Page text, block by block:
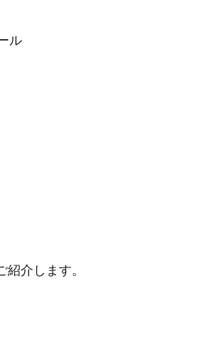
ル
介します。